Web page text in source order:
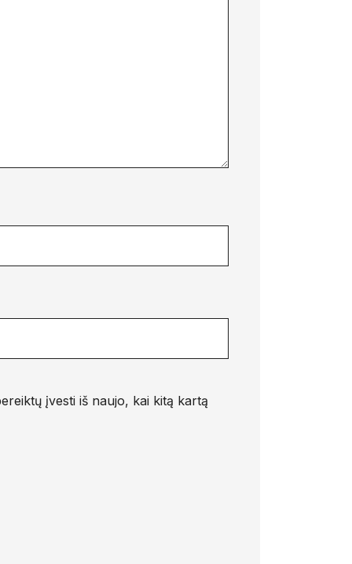
įvesti iš naujo, kai kitą kartą